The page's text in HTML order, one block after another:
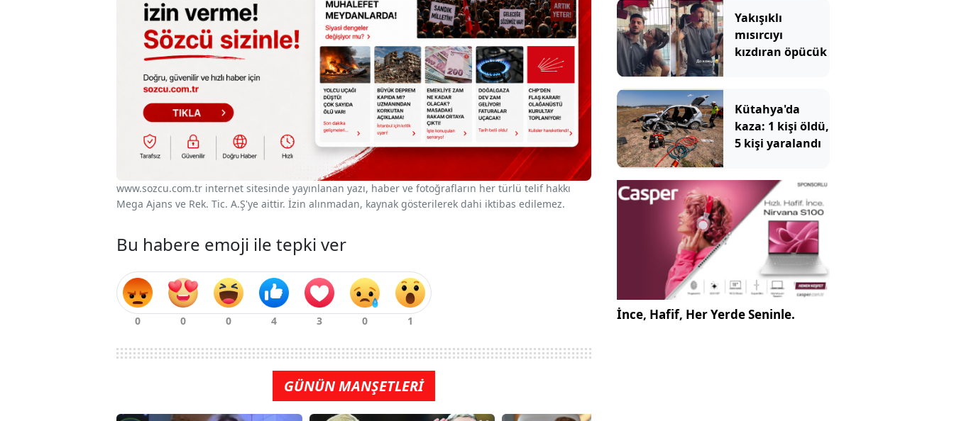
www.sozcu.com.tr internet sitesinde yayınlanan yazı, haber ve fotoğrafların her türlü telif hakkı
Mega Ajans ve Rek. Tic. A.Ş'ye aittir. İzin alınmadan, kaynak gösterilerek dahi iktibas edilemez.
Bu habere emoji ile tepki ver
GÜNÜN MANŞETLERİ
Yakışıklı
mısırcıyı
kızdıran öpücük
Kütahya'da
kaza: 1 kişi öldü,
5 kişi yaralandı
İnce, Hafif, Her Yerde Seninle.